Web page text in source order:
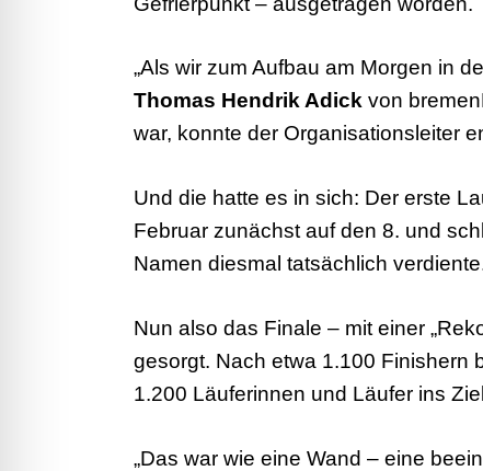
„Als wir zum Aufbau am Morgen in
Thomas Hendrik Adick von
war, konnte der Organisationsleiter
Und die hatte es in sich: Der erste
Februar zunächst auf den 8. und
Namen diesmal tatsächlich
Nun also das Finale – mit einer
gesorgt. Nach etwa 1.100 Finishern
1.200 Läuferinnen und Läufer ins
„Das war wie eine Wand – eine